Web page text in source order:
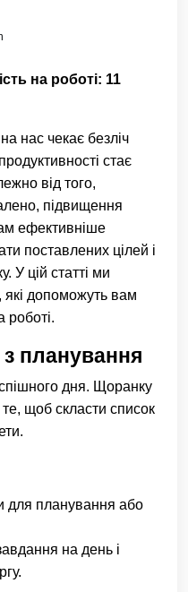
на роботі: 11
нас чекає безліч
стає
від того,
підвищення
ефективніше
поставлених цілей і
У цій статті ми
які допоможуть вам
роботі.
планування
дня. Щоранку
щоб скласти список
для планування або
на день і